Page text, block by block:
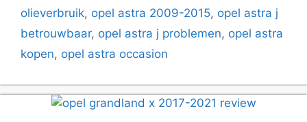
olieverbruik, opel astra 2009-2015, opel astra j
betrouwbaar, opel astra j problemen, opel astra
kopen, opel astra occasion